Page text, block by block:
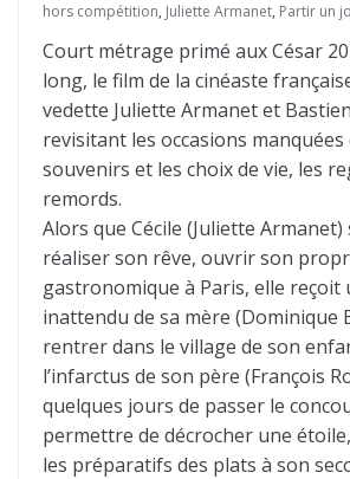
hors compétition, Juliette Armanet, Partir un
Court métrage primé aux César
long, le film de la cinéaste
vedette Juliette Armanet et
revisitant les occasions manquées
souvenirs et les choix de vie, les
remords.
Alors que Cécile (Juliette Armanet)
réaliser son rêve, ouvrir son
gastronomique à Paris, elle reçoit
inattendu de sa mère (Dominique
rentrer dans le village de son
l’infarctus de son père (François
quelques jours de passer le
permettre de décrocher une
les préparatifs des plats à son